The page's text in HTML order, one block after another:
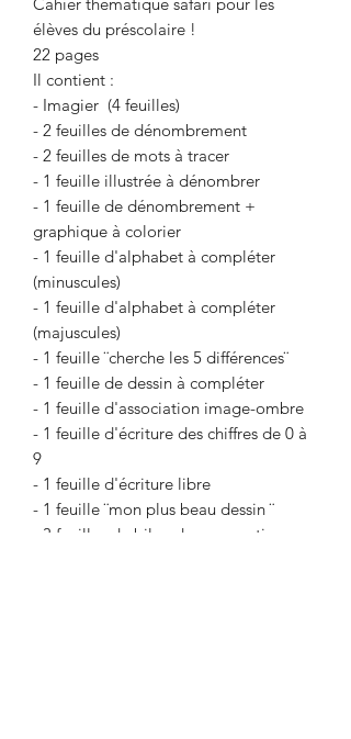
élèves du préscolaire !
22 pages
Il contient :
- Imagier (4 feuilles)
- 2 feuilles de dénombrement
- 2 feuilles de mots à tracer
- 1 feuille illustrée à dénombrer
- 1 feuille de dénombrement +
graphique à colorier
- 1 feuille d'alphabet à compléter
(minuscules)
- 1 feuille d'alphabet à compléter
(majuscules)
- 1 feuille ¨cherche les 5 différences¨
- 1 feuille de dessin à compléter
- 1 feuille d'association image-ombre
- 1 feuille d'écriture des chiffres de 0 à
9
- 1 feuille d'écriture libre
- 1 feuille ¨mon plus beau dessin ¨
- 3 feuilles de bilan des apprentissages